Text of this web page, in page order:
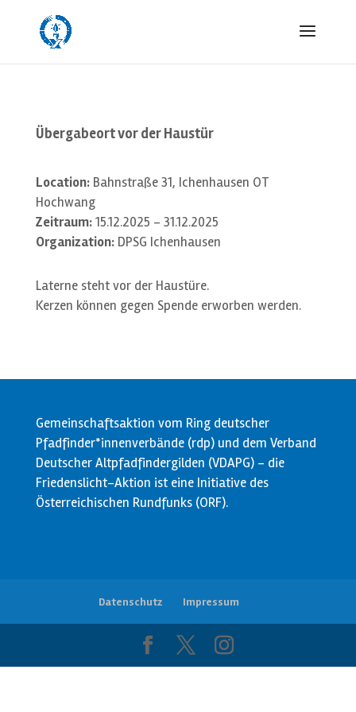
Übergabeort vor der Haustür
Location:Bahnstraße 31, Ichenhausen OT
Hochwang
Zeitraum:15.12.2025 - 31.12.2025
Organization:DPSG Ichenhausen
Laterne steht vor der Haustüre.
Kerzen können gegen Spende erworben werden.
Gemeinschaftsaktion vom Ring deutscher
Pfadfinder*innenverbände (rdp) und dem Verband
Deutscher Altpfadfindergilden (VDAPG) - die
Friedenslicht-Aktion ist eine Initiative des
Österreichischen Rundfunks (ORF).
Datenschutz Impressum